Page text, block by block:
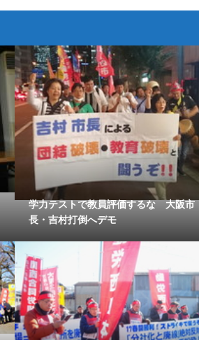
学力テストで教員評価するな 大阪市
長・吉村打倒へデモ